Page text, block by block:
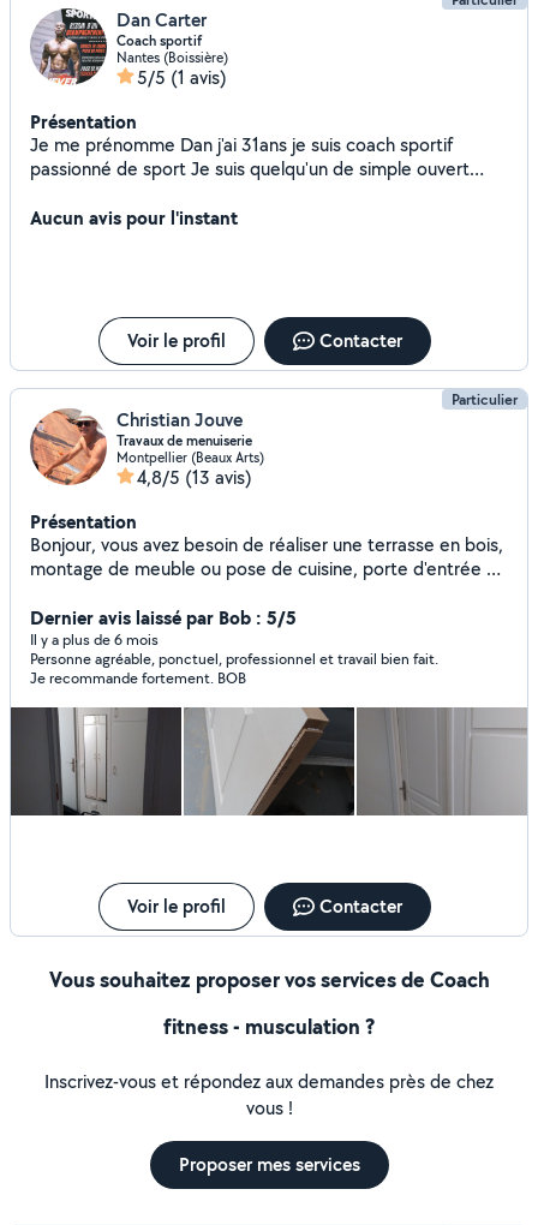
Dan Carter
Coach sportif
Nantes (Boissière)
5/5 (1 avis)
Présentation
Je me prénomme Dan j'ai 31ans je suis coach sportif
passionné de sport Je suis quelqu'un de simple ouvert
Aucun avis pour l'instant
Voir le profil Contacter
Particulier
Christian Jouve
Travaux de menuiserie
Montpellier (Beaux Arts)
4,8/5 (13 avis)
Présentation
Bonjour, vous avez besoin de réaliser une terrasse en bois,
montage de meuble ou pose de cuisine, porte d'entrée ou
bénéficier de mon expérience professionnelle en
menuiserie et agencement. J'aime le travail bien fait et la
satisfaction des clients est ma propre satisfaction. Merci
aux personnes qui me font confiance.
Dernier avis laissé par Bob : 5/5
Il y a plus de 6 mois
Personne agréable, ponctuel, professionnel et travail bien fait.
Je recommande fortement. BOB
Voir le profil Contacter
Vous souhaitez proposer vos services de Coach
fitness - musculation ?
Inscrivez-vous et répondez aux demandes près de chez
vous !
Proposer mes services